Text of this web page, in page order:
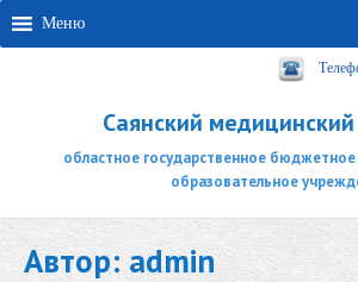
Меню
Саянский
областное государственное
образовательное
Автор: admin